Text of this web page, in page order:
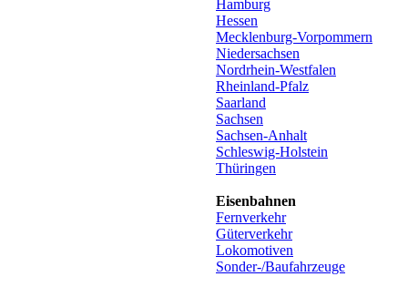
Hamburg
Hessen
Mecklenburg-Vorpommern
Niedersachsen
Nordrhein-Westfalen
Rheinland-Pfalz
Saarland
Sachsen
Sachsen-Anhalt
Schleswig-Holstein
Thüringen
Eisenbahnen
Fernverkehr
Güterverkehr
Lokomotiven
Sonder-/Baufahrzeuge